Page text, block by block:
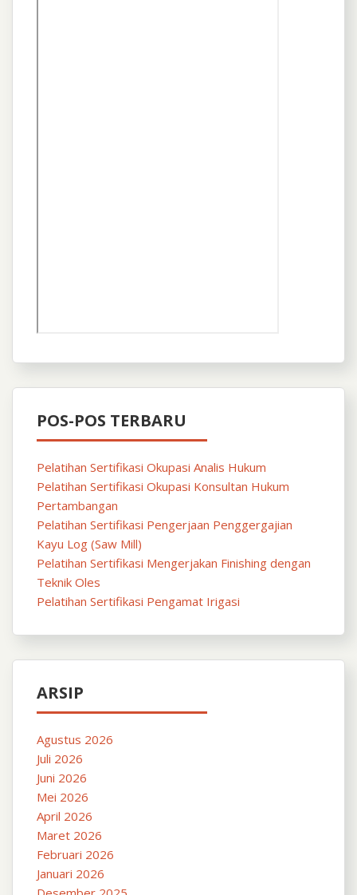
POS-POS TERBARU
Pelatihan Sertifikasi Okupasi Analis Hukum
Pelatihan Sertifikasi Okupasi Konsultan Hukum
Pertambangan
Pelatihan Sertifikasi Pengerjaan Penggergajian
Kayu Log (Saw Mill)
Pelatihan Sertifikasi Mengerjakan Finishing dengan
Teknik Oles
Pelatihan Sertifikasi Pengamat Irigasi
ARSIP
Agustus 2026
Juli 2026
Juni 2026
Mei 2026
April 2026
Maret 2026
Februari 2026
Januari 2026